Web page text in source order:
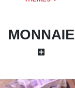
MONNAIE